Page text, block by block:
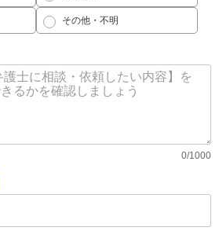
その他・不明
0/1000